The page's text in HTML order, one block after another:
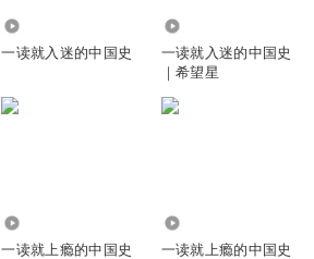
一读就入迷的中国史
一读就入迷的中国史
｜希望星
一读就上瘾的中国史 一读就上瘾的中国史